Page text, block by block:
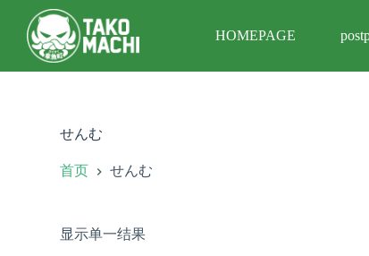
跳
过
内
容
HOMEPAGE
せんむ
首页 せんむ
显示单一结果